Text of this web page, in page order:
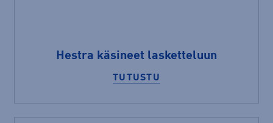
Hestra käsineet lasketteluun
TUTUSTU